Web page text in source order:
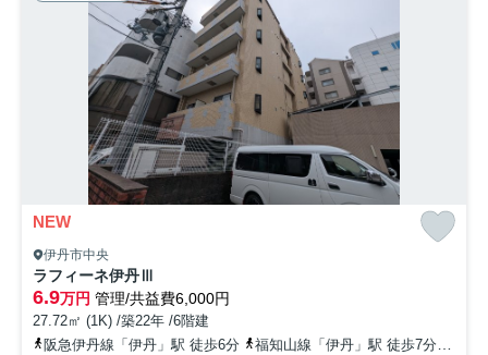
NEW
伊丹市中央
ラフィーネ伊丹Ⅲ
6.9万円 管理/共益費6,000円
27.72㎡ (1K) /築22年 /6階建
阪急伊丹線「伊丹」駅 徒歩6分
福知山線「伊丹」駅 徒歩7分